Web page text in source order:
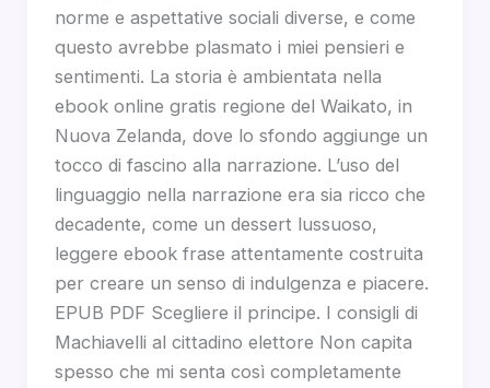
norme e aspettative sociali diverse, e come
questo avrebbe plasmato i miei pensieri e
sentimenti. La storia è ambientata nella
ebook online gratis regione del Waikato, in
Nuova Zelanda, dove lo sfondo aggiunge un
tocco di fascino alla narrazione. L’uso del
linguaggio nella narrazione era sia ricco che
decadente, come un dessert lussuoso,
leggere ebook frase attentamente costruita
per creare un senso di indulgenza e piacere.
EPUB PDF Scegliere il principe. I consigli di
Machiavelli al cittadino elettore Non capita
spesso che mi senta così completamente